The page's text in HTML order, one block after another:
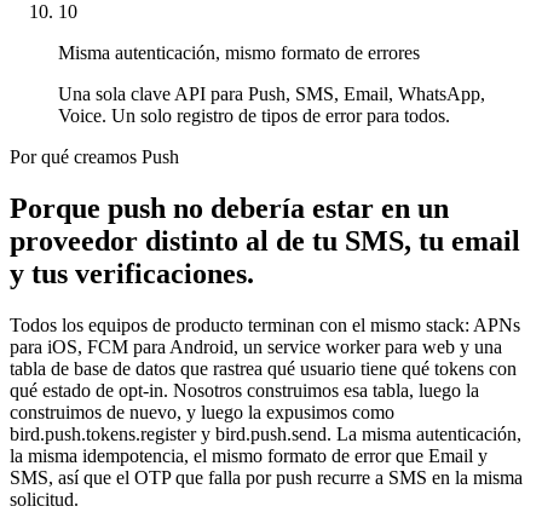
10
Misma autenticación, mismo formato de errores
Una sola clave API para Push, SMS, Email, WhatsApp,
Voice. Un solo registro de tipos de error para todos.
Por qué creamos Push
Porque push no debería estar en un
proveedor distinto al de tu SMS, tu email
y tus verificaciones.
Todos los equipos de producto terminan con el mismo stack: APNs
para iOS, FCM para Android, un service worker para web y una
tabla de base de datos que rastrea qué usuario tiene qué tokens con
qué estado de opt-in. Nosotros construimos esa tabla, luego la
construimos de nuevo, y luego la expusimos como
bird.push.tokens.register y bird.push.send. La misma autenticación,
la misma idempotencia, el mismo formato de error que Email y
SMS, así que el OTP que falla por push recurre a SMS en la misma
solicitud.